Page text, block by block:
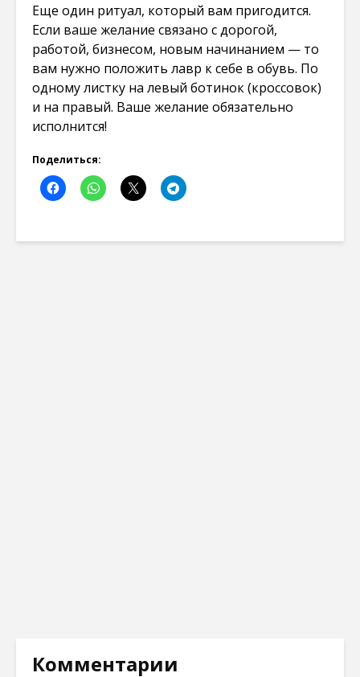
Еще один ритуал, который вам пригодится.
Если ваше желание связано с дорогой,
работой, бизнесом, новым начинанием — то
вам нужно положить лавр к себе в обувь. По
одному листку на левый ботинок (кроссовок)
и на правый. Ваше желание обязательно
исполнится!
Поделиться:
Комментарии